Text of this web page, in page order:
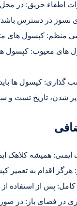
اطفاء حریق: در
نسوز در دسترس
منظم: کپسول های
های معیوب: کپسول
گذاری: کپسول ها
پر شدن، تاریخ تست و
ایمنی: همیشه کلاهک
هرگز اقدام به تعمیر
کامل: پس از استفاده
در فضای باز: در